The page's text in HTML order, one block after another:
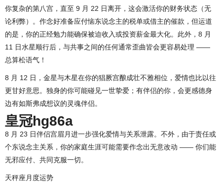
你复杂的第八宫，直至 9 月 22 日离开，这会激活你的财务状态（无
论利弊）。作念好准备应付恼东说念主的税单或借主的催款，但运道
的是，你的正经勉力能确保被迫收入或投资薪金最大化。此外，8 月
11 日水星顺行后，与共事之间的任何通常歪曲皆会更容易处理 ——
总算松语气！
8 月 12 日，金星与木星在你的猖厥宫酿成壮不雅相位，爱情也比以往
更甘好意思。独身的你可能碰见一世挚爱；有伴侣的你，会更感德身
边有如斯弗成想议的灵魂伴侣。
皇冠hg86a
8 月 23 日伴侣宫眉月进一步强化爱情与关系泄露。不外，由于责任或
个东说念主关系，你的家庭生涯可能需要作念出无意改动 —— 你们能
无邪应付、共同克服一切。
天秤座月度运势